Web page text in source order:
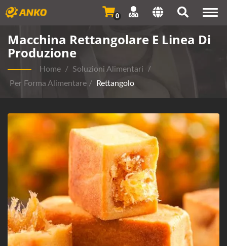
0
Macchina Rettangolare E Linea Di
Produzione
Home / Soluzioni Alimentari
/
Per Forma Alimentare / Rettangolo